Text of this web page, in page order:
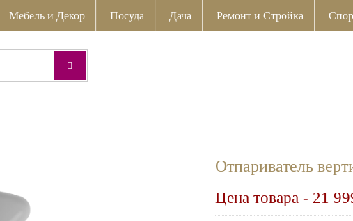
Мебель и Декор Посуда Дача Ремонт и Стройка
Отпариватель
Цена товара - 21